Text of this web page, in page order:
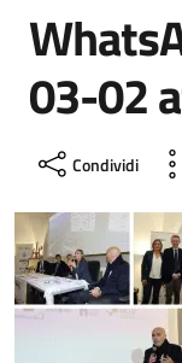
03-02
Condividi